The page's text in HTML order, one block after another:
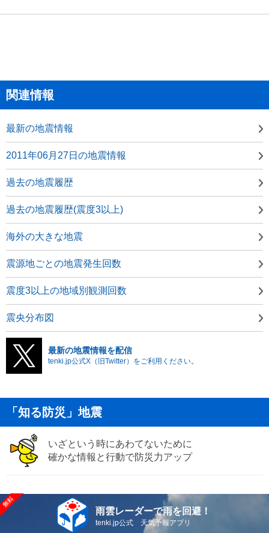
関連情報
最新の地震情報
2011年06月27日の地震情報
過去の地震履歴
過去の地震履歴(震度3以上)
海外の大きな地震
震源地ごとの地震発生回数
震度3以上の地域別観測回数
震央分布図
最新の地震情報を配信
tenki.jp公式X（旧Twitter）をご利用ください。
「知る防災」地震
いざという時にあわてないために
確かな情報と行動で防災力アップ
雨雲レーダーで雨を回避！
tenki.jp公式 天気予報アプリ